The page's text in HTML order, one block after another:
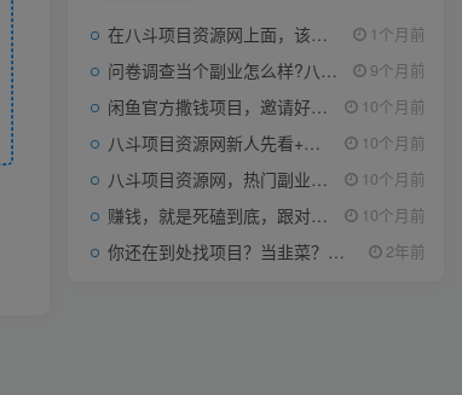
在八斗项目资源网上面，该看什么类型的赚钱项目 1个月前
问卷调查当个副业怎么样?八斗告诉你 9个月前
闲鱼官方撒钱项目，邀请好友领现金，单价1-8元，0成本可以当个小副业 10个月前
八斗项目资源网新人先看+领取【0撸小项目+互联网工具箱】 10个月前
八斗项目资源网，热门副业项目任你选，每日持续更新 10个月前
赚钱，就是死磕到底，跟对人做对事。 10个月前
你还在到处找项目？当韭菜？我靠项目资源网也能月如过万。 2年前